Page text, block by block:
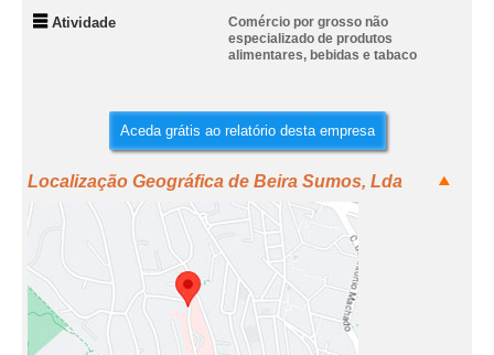
Atividade
Comércio por grosso não
especializado de produtos
alimentares, bebidas e tabaco
Aceda grátis ao relatório desta empresa
Localização Geográfica de Beira Sumos, Lda